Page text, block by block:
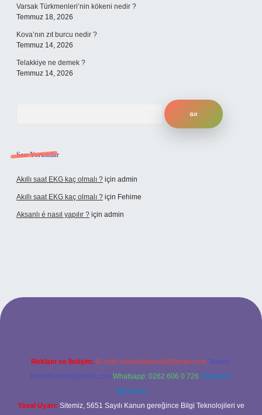
Varsak Türkmenleri’nin kökeni nedir ?
Temmuz 18, 2026
Kova’nın zıt burcu nedir ?
Temmuz 14, 2026
Telakkiye ne demek ?
Temmuz 14, 2026
Son Yorumlar
Akıllı saat EKG kaç olmalı ? için admin
Akıllı saat EKG kaç olmalı ? için Fehime
Aksanlı é nasıl yapılır ? için admin
Reklam ve İletişim: E-mail: backlinkpaneli@gmail.com Teams:
forumhizmeti@gmail.com Whatsapp: 0262 606 0 726 Telegram:
@karabul
Yasal Uyarı: Sitemiz, 5651 Sayılı Kanun gereğince Bilgi Teknolojileri ve